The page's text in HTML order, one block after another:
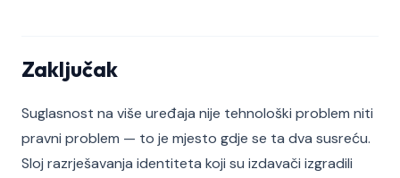
Zaključak
Suglasnost na više uređaja nije tehnološki problem niti
pravni problem — to je mjesto gdje se ta dva susreću.
Sloj razrješavanja identiteta koji su izdavači izgradili